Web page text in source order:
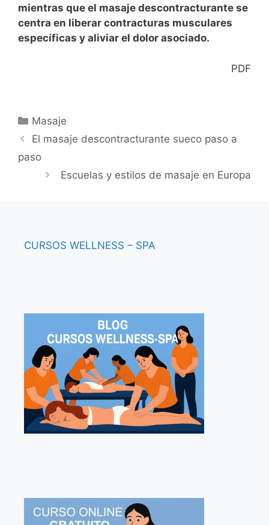
mientras que el masaje descontracturante se
centra en liberar contracturas musculares
específicas y aliviar el dolor asociado.
PDF
Categorías
Masaje
El masaje descontracturante sueco paso a
paso
Escuelas y estilos de masaje en Europa
CURSOS WELLNESS – SPA